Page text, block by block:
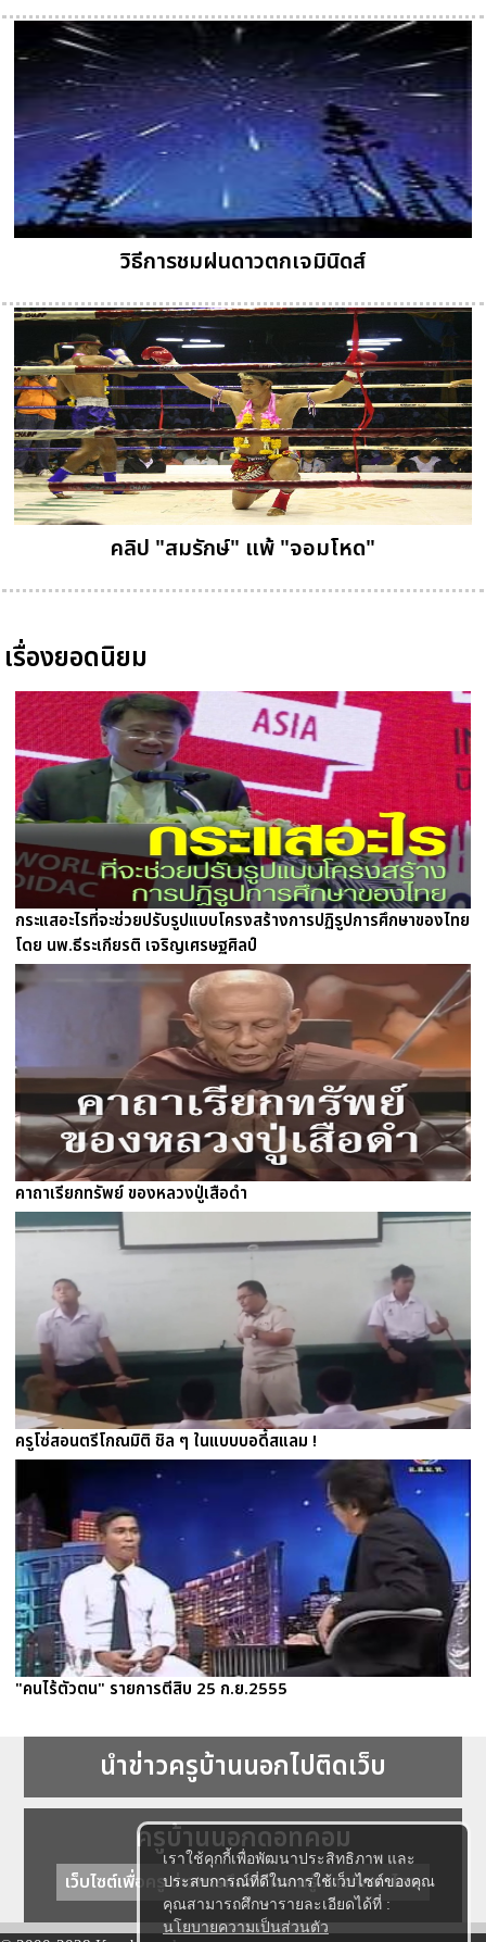
เราใช้คุกกี้เพื่อพัฒนาประสิทธิภาพ และ
ประสบการณ์ที่ดีในการใช้เว็บไซต์ของคุณ
คุณสามารถศึกษารายละเอียดได้ที่ :
นโยบายความเป็นส่วนตัว
วิธีการชมฝนดาวตกเจมินิดส์
คลิป "สมรักษ์" แพ้ "จอมโหด"
เรื่องยอดนิยม
กระแสอะไรที่จะช่วยปรับรูปแบบโครงสร้างการปฏิรูปการศึกษาของไทย
โดย นพ.ธีระเกียรติ เจริญเศรษฐศิลป์
คาถาเรียกทรัพย์ ของหลวงปู่เสือดำ
ครูโซ่สอนตรีโกณมิติ ชิล ๆ ในแบบบอดี้สแลม !
"คนไร้ตัวตน" รายการตีสิบ 25 ก.ย.2555
นำข่าวครูบ้านนอกไปติดเว็บ
ครูบ้านนอกดอทคอม
เว็บไซต์เพื่อครู ข่าวการศึกษา ความรู้ การศึกษาไทย